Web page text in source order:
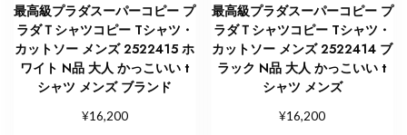
最高級プラダスーパーコピー プ
ラダＴシャツコピー Tシャツ・
カットソー メンズ 2522415 ホ
ワイト N品 大人 かっこいい t
シャツ メンズ ブランド
¥16,200
最高級プラダスーパーコピー プ
ラダＴシャツコピー Tシャツ・
カットソー メンズ 2522414 ブ
ラック N品 大人 かっこいい t
シャツ メンズ
¥16,200